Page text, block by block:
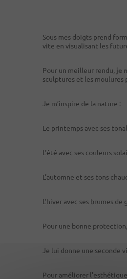
Sous mes doigts prend
vite en visualisant les
Pour un meilleur rendu, je
sculptures et les moulures
Je m’inspire de la nature :
Le printemps avec ses
L’été avec ses couleurs
L’automne et ses tons
L’hiver avec ses brumes de
Pour une bonne
Je lui donne une seconde
Pour améliorer